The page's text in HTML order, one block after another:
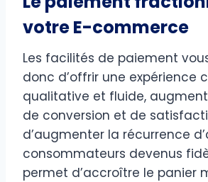
votre E-commerce
Les facilités de paiement
donc d’offrir une expérience
qualitative et fluide,
de conversion et de
d’augmenter la récurrence
consommateurs devenus
permet d’accroître le panier